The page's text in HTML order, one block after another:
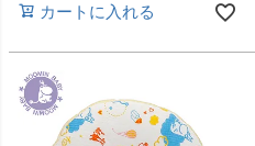
カートに入れる